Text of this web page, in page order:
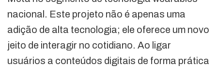
nacional. Este projeto não é apenas uma
adição de alta tecnologia; ele oferece um novo
jeito de interagir no cotidiano. Ao ligar
usuários a conteúdos digitais de forma prática